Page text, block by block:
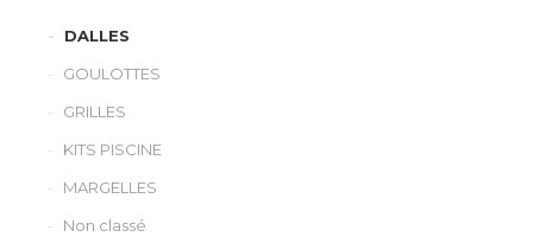
DALLES
GOULOTTES
GRILLES
KITS PISCINE
MARGELLES
Non classé